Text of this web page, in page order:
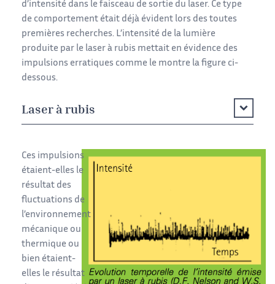
d’intensité dans le faisceau de sortie du laser. Ce type
de comportement était déjà évident lors des toutes
premières recherches. L’intensité de la lumière
produite par le laser à rubis mettait en évidence des
impulsions erratiques comme le montre la figure ci-
dessous.
Laser à rubis
Ces impulsions
étaient-elles le
résultat des
fluctuations de
l’environnement
mécanique ou
thermique ou
bien étaient-
elles le résultat